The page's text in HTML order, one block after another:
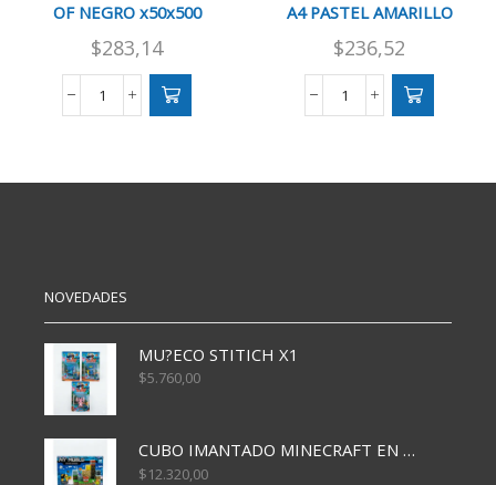
OF NEGRO x50x500
$283,14
TAPA
NEGRO
A4 PASTEL AMARILLO
x50x500
$236,52
TAPA
PASTEL
NOVEDADES
MU?ECO STITICH X1
$5.760,00
CUBO IMANTADO MINECRAFT EN CAJA x32 PCS
$12.320,00